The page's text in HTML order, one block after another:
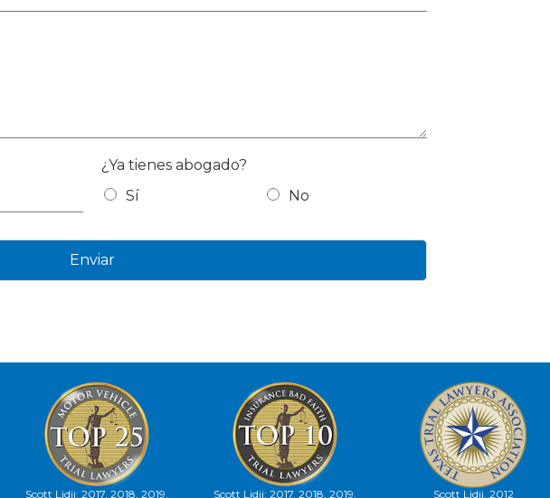
¿Ya tienes abogado?
Sí
No
Enviar
Scott Lidji: 2017, 2018, 2019,
Scott Lidji: 2017, 2018, 2019,
Scott Lidji, 2012